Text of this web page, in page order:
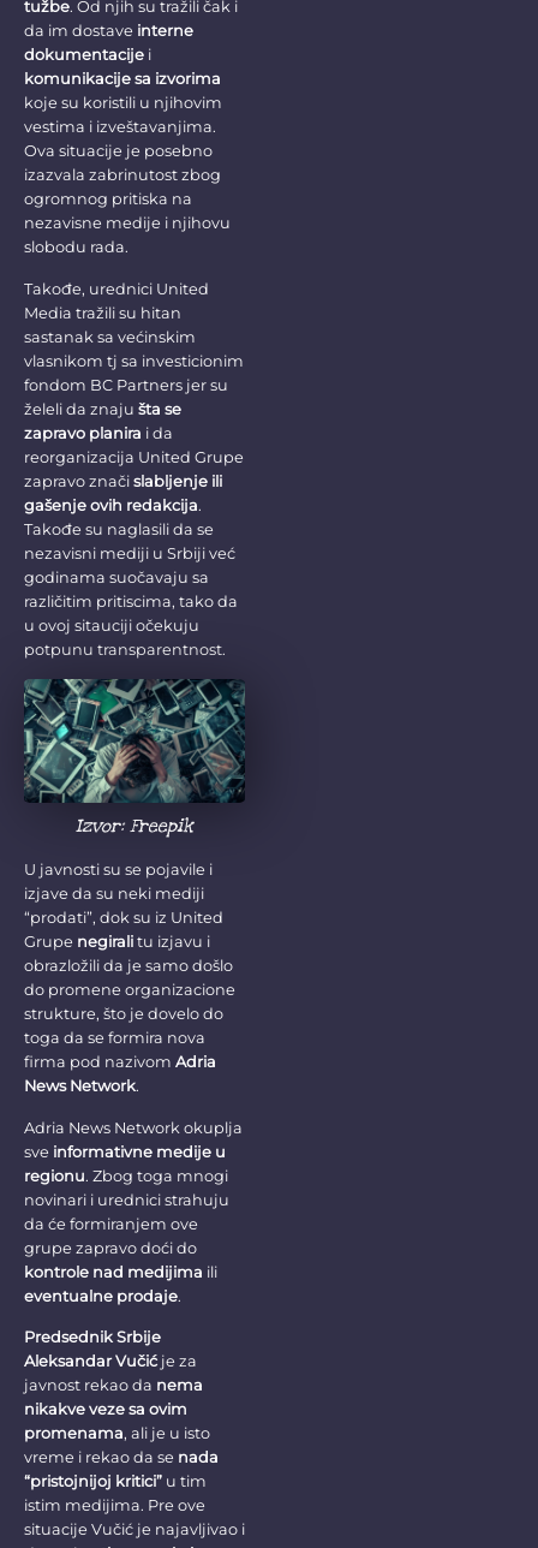
tužbe. Od njih su tražili čak i
da im dostave interne
dokumentacije i
komunikacije sa izvorima
koje su koristili u njihovim
vestima i izveštavanjima.
Ova situacije je posebno
izazvala zabrinutost zbog
ogromnog pritiska na
nezavisne medije i njihovu
slobodu rada.
Takođe, urednici United
Media tražili su hitan
sastanak sa većinskim
vlasnikom tj sa investicionim
fondom BC Partners jer su
želeli da znaju šta se
zapravo planira i da
reorganizacija United Grupe
zapravo znači slabljenje ili
gašenje ovih redakcija.
Takođe su naglasili da se
nezavisni mediji u Srbiji već
godinama suočavaju sa
različitim pritiscima, tako da
u ovoj sitauciji očekuju
potpunu transparentnost.
Izvor: Freepik
U javnosti su se pojavile i
izjave da su neki mediji
“prodati”, dok su iz United
Grupe negirali tu izjavu i
obrazložili da je samo došlo
do promene organizacione
strukture, što je dovelo do
toga da se formira nova
firma pod nazivom Adria
News Network.
Adria News Network okuplja
sve informativne medije u
regionu. Zbog toga mnogi
novinari i urednici strahuju
da će formiranjem ove
grupe zapravo doći do
kontrole nad medijima ili
eventualne prodaje.
Predsednik Srbije
Aleksandar Vučić je za
javnost rekao da nema
nikakve veze sa ovim
promenama, ali je u isto
vreme i rekao da se nada
“pristojnijoj kritici” u tim
istim medijima. Pre ove
situacije Vučić je najavljivao i